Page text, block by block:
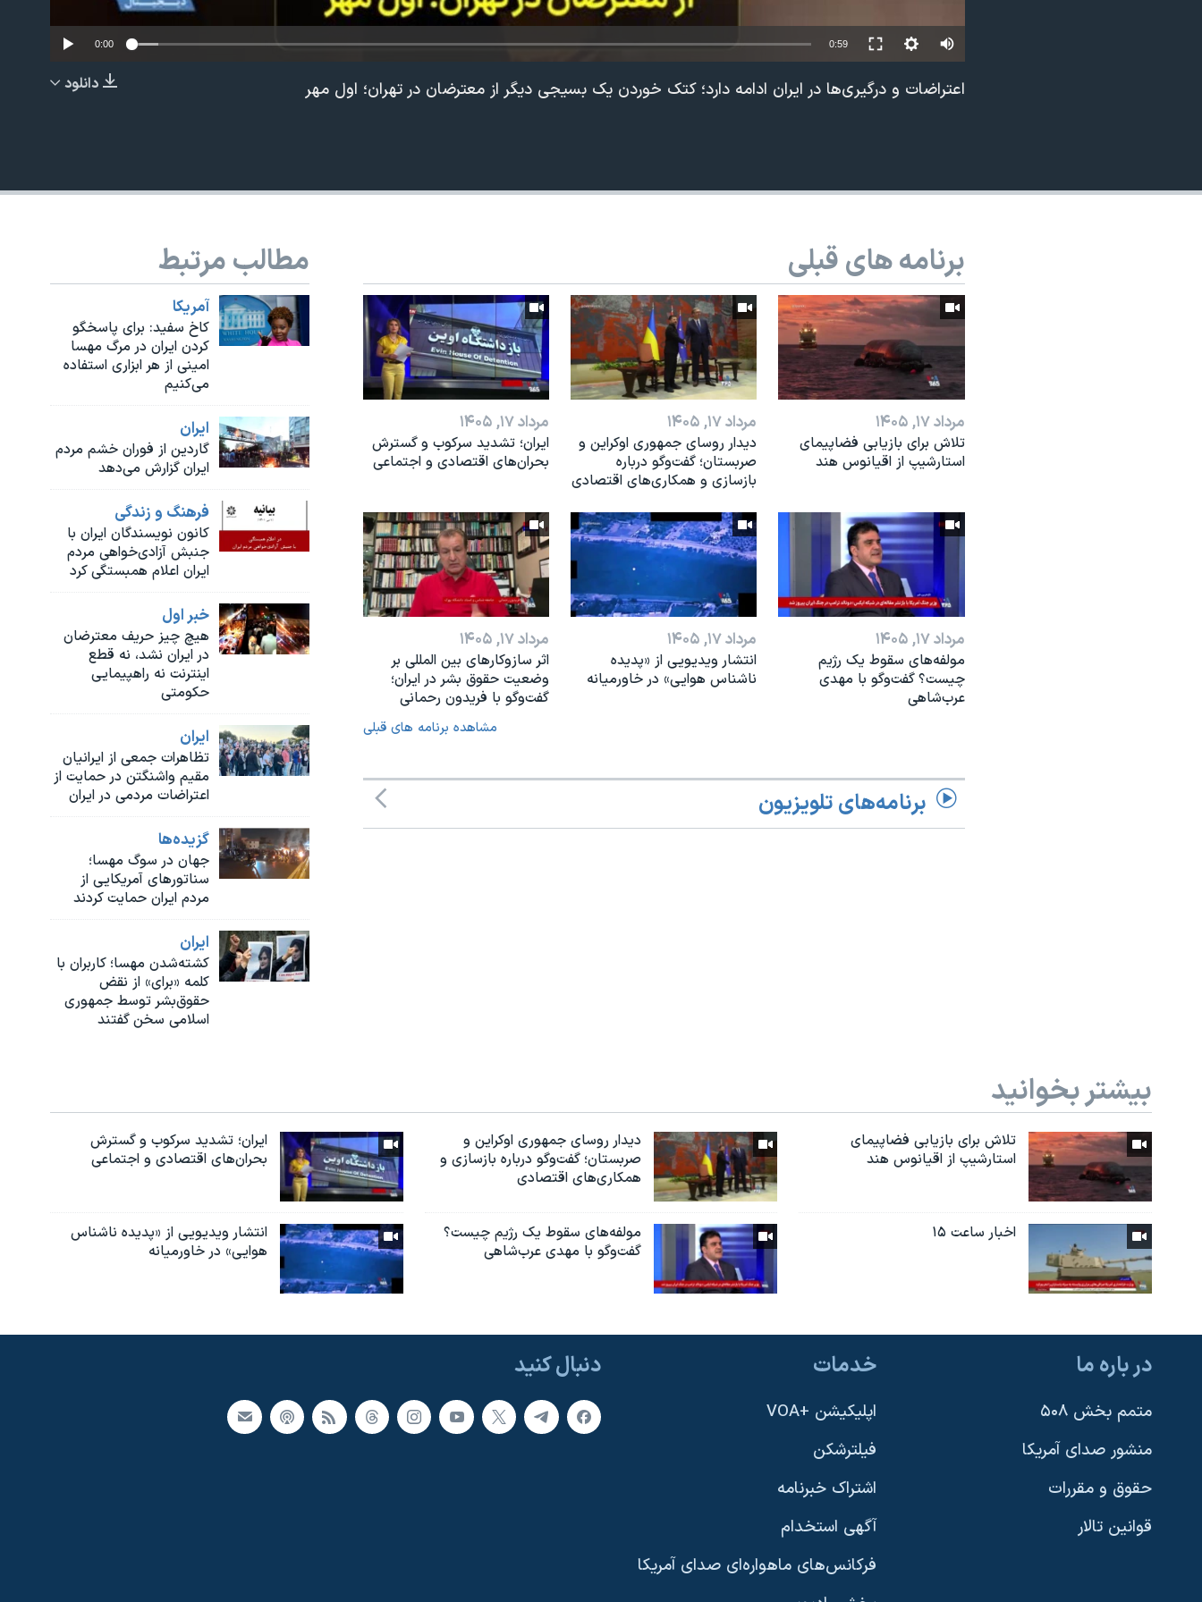
EMBED
0:00 0:59
دانلود اعتراضات و درگیری‌ها در ایران ادامه دارد؛ کتک خوردن یک بسیجی دیگر از معترضان در تهران؛ اول مهر
مطالب مرتبط
آمريکا
کاخ سفید: برای پاسخگو
کردن ایران در مرگ مهسا
امینی از هر ابزاری استفاده
می‌کنیم
ايران
گاردین از فوران خشم مردم
ایران گزارش می‌دهد
فرهنگ و زندگی
کانون نویسندگان ایران با
جنبش آزادی‌خواهی مردم
ایران اعلام همبستگی کرد
خبر اول
هیچ چیز حریف معترضان
در ایران نشد، نه قطع
اینترنت نه راهپیمایی
حکومتی
ايران
تظاهرات جمعی از ایرانیان
مقیم واشنگتن در حمایت از
اعتراضات مردمی در ایران
گزيده‌ها
جهان در سوگ مهسا؛
سناتورهای آمریکایی از
مردم ایران حمایت کردند
ايران
کشته‌شدن مهسا؛ کاربران با
کلمه «برای» از نقض
حقوق‌بشر توسط جمهوری
اسلامی سخن گفتند
برنامه های قبلی
مرداد ۱۷, ۱۴۰۵
تلاش برای بازیابی فضاپیمای
استارشیپ از اقیانوس هند
مرداد ۱۷, ۱۴۰۵
دیدار روسای جمهوری اوکراین و
صربستان؛ گفت‌وگو درباره
بازسازی و همکاری‌های اقتصادی
مرداد ۱۷, ۱۴۰۵
ایران؛ تشدید سرکوب و گسترش
بحران‌های اقتصادی و اجتماعی
مرداد ۱۷, ۱۴۰۵
مولفه‌های سقوط یک رژیم
چیست؟ گفت‌وگو با مهدی
عرب‌شاهی
مرداد ۱۷, ۱۴۰۵
انتشار ویدیویی از «پدیده‌
ناشناس هوایی» در خاورمیانه
مرداد ۱۷, ۱۴۰۵
اثر ساز‌و‌کارهای بین المللی بر
وضعیت حقوق بشر در ایران؛
گفت‌وگو با فریدون رحمانی
مشاهده برنامه های قبلی
برنامه‌های تلویزیون
بیشتر بخوانید
تلاش برای بازیابی فضاپیمای
استارشیپ از اقیانوس هند
دیدار روسای جمهوری اوکراین و
صربستان؛ گفت‌وگو درباره بازسازی و
همکاری‌های اقتصادی
ایران؛ تشدید سرکوب و گسترش
بحران‌های اقتصادی و اجتماعی
اخبار ساعت ۱۵
مولفه‌های سقوط یک رژیم چیست؟
گفت‌وگو با مهدی عرب‌شاهی
انتشار ویدیویی از «پدیده‌ ناشناس
هوایی» در خاورمیانه
دنبال کنید در باره ما
متمم بخش ۵۰۸
منشور صدای آمریکا
حقوق و مقررات
قوانین تالار
خدمات
اپلیکیشن +VOA
فیلترشکن
اشتراک خبرنامه
آگهی استخدام
فرکانس‌های ماهواره‌ای صدای آمریکا